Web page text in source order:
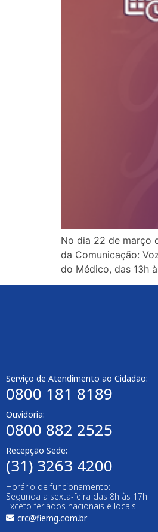
No dia 22 de março
da Comunicação:
do Médico, das 13h
Serviço de Atendimento ao Cidadão:
0800 181 8189
Ouvidoria:
0800 882 2525
Recepção Sede:
(31) 3263 4200
Horário de funcionamento:
Segunda a sexta-feira das 8h às 17h
Exceto feriados nacionais e locais.
crc@fiemg.com.br